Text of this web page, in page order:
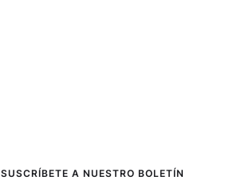
SUSCRÍBETE A NUESTRO BOLETÍN